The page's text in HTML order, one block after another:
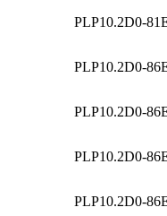
PLP10.2D0-
PLP10.2D0-
PLP10.2D0-
PLP10.2D0-
PLP10.2D0-